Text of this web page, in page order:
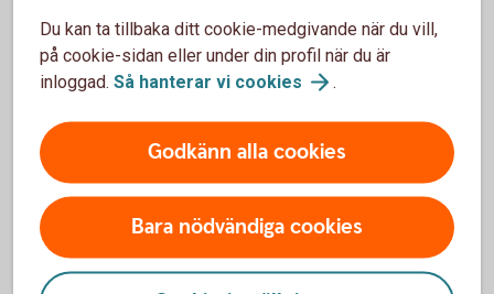
Räkna ut ditt IBAN-nummer
Räkna ut ditt IBAN-nummer med IBAN-
räknaren. Den fungerar endast för konton i
Swedbank och Sparbankerna. Ange alltid
IBAN tillsammans med bankens BIC som är
SWEDSESS (för Swedbank och
Kontonummer
Du kan ta tillbaka ditt cookie-medgivande när du vill,
på cookie-sidan eller under din profil när du är
inloggad. Så hanterar vi cookies .
Godkänn alla cookies
Bara nödvändiga cookies